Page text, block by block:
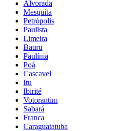
Alvorada
Mesquita
Petrópolis
Paulista
Limeira
Bauru
Paulínia
Poá
Cascavel
Itu
Ibirité
Votorantim
Sabará
Franca
Caraguatatuba